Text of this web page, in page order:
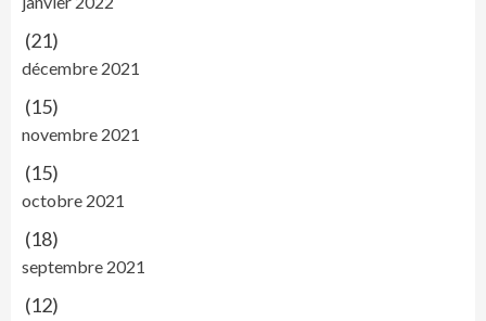
(21)
décembre 2021
(15)
novembre 2021
(15)
octobre 2021
(18)
septembre 2021
(12)